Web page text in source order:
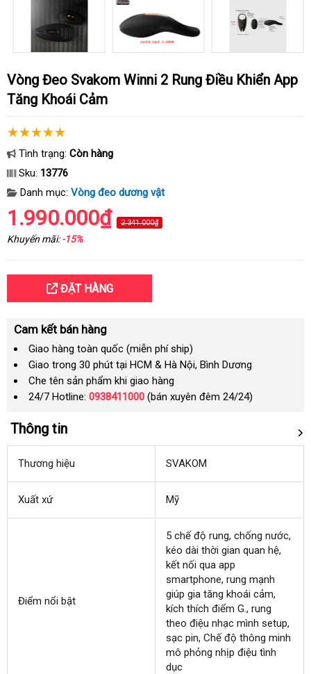
Vòng Đeo Svakom Winni 2 Rung Điều Khiển App
Tăng Khoái Cảm
Tình trạng: Còn hàng
Sku: 13776
Danh mục: Vòng đeo dương vật
1.990.000₫ 2.341.000₫
Khuyến mãi:-15%
ĐẶT HÀNG
Cam kết bán hàng
Giao hàng toàn quốc (miễn phí ship)
Giao trong 30 phút tại HCM & Hà Nội, Bình Dương
Che tên sản phẩm khi giao hàng
24/7 Hotline: 0938411000 (bán xuyên đêm 24/24)
Thông tin
Thương hiệu SVAKOM
Xuất xứ Mỹ
Điểm nổi bật
5 chế độ rungnơi
bán
, chống nướcgiảm
,
kéo dài thời gian quan hệlớn
,
kết nối qua app
smartphonecao
cấp
, rung mạnh
giúp gia tăng khoái cảmbền
,
kích thích điểm G.ở
đâu
tốt
, rung
theo điệu nhạc mình setup
dẫn
,
sạc pincó
nên
, Chế độ thông minh
mô phỏng nhịp điệu tình
dục